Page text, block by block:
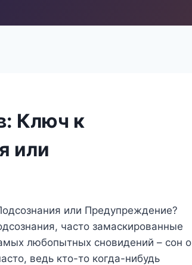
Ключ к
или
или Предупреждение?
часто замаскированные
любопытных сновидений – сон о
ведь кто-то когда-нибудь